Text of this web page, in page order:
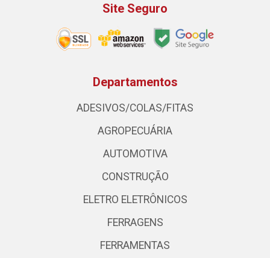
Site Seguro
Departamentos
ADESIVOS/COLAS/FITAS
AGROPECUÁRIA
AUTOMOTIVA
CONSTRUÇÃO
ELETRO ELETRÔNICOS
FERRAGENS
FERRAMENTAS